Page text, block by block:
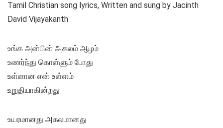
Tamil Christian song lyrics, Written and sung by Jacinth
David Vijayakanth
உங்க அன்பின் அகலம் ஆழம்
உணர்ந்து கொள்ளும் போது
உள்ளான என் உள்ளம்
உறுதியாகின்றது
உயரமானது அகலமானது